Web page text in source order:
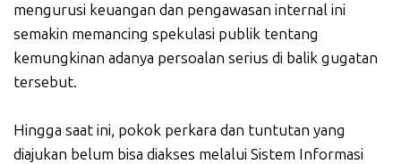
mengurusi keuangan dan pengawasan internal ini
semakin memancing spekulasi publik tentang
kemungkinan adanya persoalan serius di balik gugatan
tersebut.
Hingga saat ini, pokok perkara dan tuntutan yang
diajukan belum bisa diakses melalui Sistem Informasi